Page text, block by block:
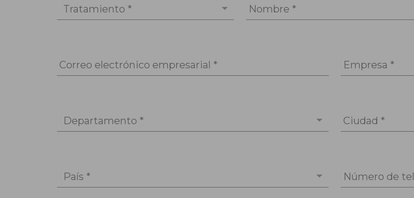
Tratamiento * Nombre *
Correo electrónico empresarial * Empresa *
Departamento * Ciudad *
País * Número de